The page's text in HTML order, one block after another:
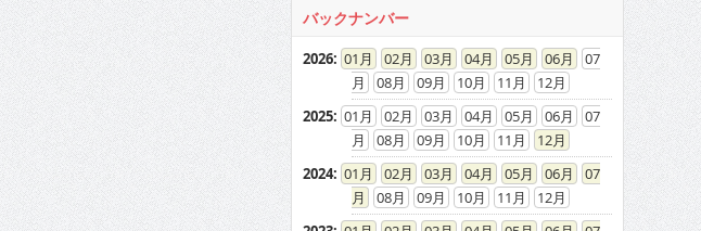
バックナンバー
2026: 01 02 03 04 05 06
07
08
09 10 11
12
2025: 01 02 03 04 05 06
07
08
09 10 11
12
2024: 01 02 03 04 05 06
07
08
09 10 11
12